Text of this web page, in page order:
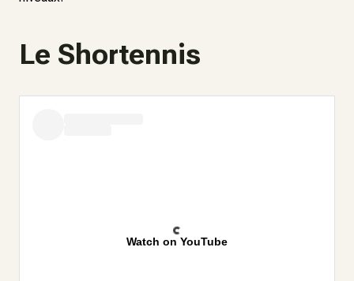
Le Shortennis
Watch on YouTube